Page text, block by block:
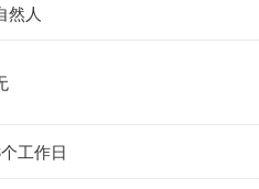
然人
工作日